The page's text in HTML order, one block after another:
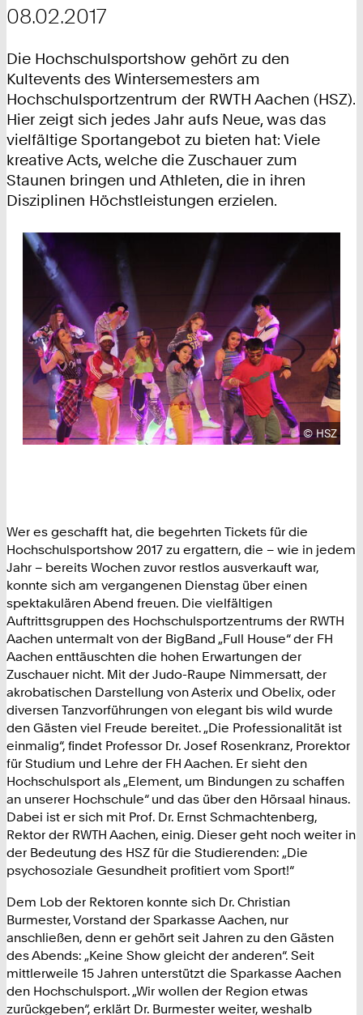
08.02.2017
Die Hochschulsportshow gehört zu den
Kultevents des Wintersemesters am
Hochschulsportzentrum der RWTH Aachen (HSZ).
Hier zeigt sich jedes Jahr aufs Neue, was das
vielfältige Sportangebot zu bieten hat: Viele
kreative Acts, welche die Zuschauer zum
Staunen bringen und Athleten, die in ihren
Disziplinen Höchstleistungen erzielen.
©HSZ
Wer es geschafft hat, die begehrten Tickets für die
Hochschulsportshow 2017 zu ergattern, die – wie in jedem
Jahr – bereits Wochen zuvor restlos ausverkauft war,
konnte sich am vergangenen Dienstag über einen
spektakulären Abend freuen. Die vielfältigen
Auftrittsgruppen des Hochschulsportzentrums der RWTH
Aachen untermalt von der BigBand „Full House“ der FH
Aachen enttäuschten die hohen Erwartungen der
Zuschauer nicht. Mit der Judo-Raupe Nimmersatt, der
akrobatischen Darstellung von Asterix und Obelix, oder
diversen Tanzvorführungen von elegant bis wild wurde
den Gästen viel Freude bereitet. „Die Professionalität ist
einmalig“, findet Professor Dr. Josef Rosenkranz, Prorektor
für Studium und Lehre der FH Aachen. Er sieht den
Hochschulsport als „Element, um Bindungen zu schaffen
an unserer Hochschule“ und das über den Hörsaal hinaus.
Dabei ist er sich mit Prof. Dr. Ernst Schmachtenberg,
Rektor der RWTH Aachen, einig. Dieser geht noch weiter in
der Bedeutung des HSZ für die Studierenden: „Die
psychosoziale Gesundheit profitiert vom Sport!“
Dem Lob der Rektoren konnte sich Dr. Christian
Burmester, Vorstand der Sparkasse Aachen, nur
anschließen, denn er gehört seit Jahren zu den Gästen
des Abends: „Keine Show gleicht der anderen“. Seit
mittlerweile 15 Jahren unterstützt die Sparkasse Aachen
den Hochschulsport. „Wir wollen der Region etwas
zurückgeben“, erklärt Dr. Burmester weiter, weshalb